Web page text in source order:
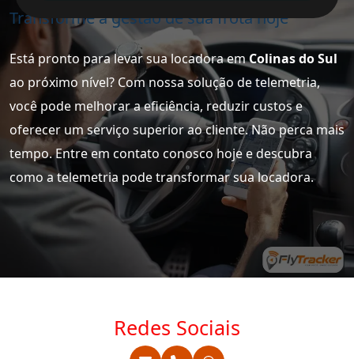
Transforme a gestão de sua frota hoje
Está pronto para levar sua locadora emColinas do Sul
ao próximo nível? Com nossa solução de telemetria,
você pode melhorar a eficiência, reduzir custos e
oferecer um serviço superior ao cliente. Não perca mais
tempo. Entre em contato conosco hoje e descubra
como a telemetria pode transformar sua locadora.
Redes Sociais